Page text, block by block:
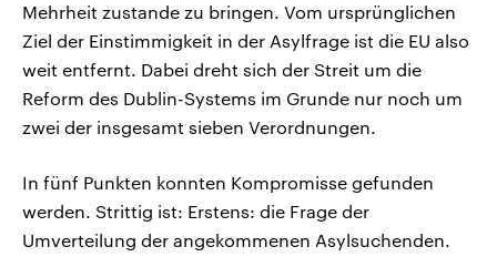
Mehrheit zustande zu bringen. Vom ursprünglichen
Ziel der Einstimmigkeit in der Asylfrage ist die EU also
weit entfernt. Dabei dreht sich der Streit um die
Reform des Dublin-Systems im Grunde nur noch um
zwei der insgesamt sieben Verordnungen.
In fünf Punkten konnten Kompromisse gefunden
werden. Strittig ist: Erstens: die Frage der
Umverteilung der angekommenen Asylsuchenden.